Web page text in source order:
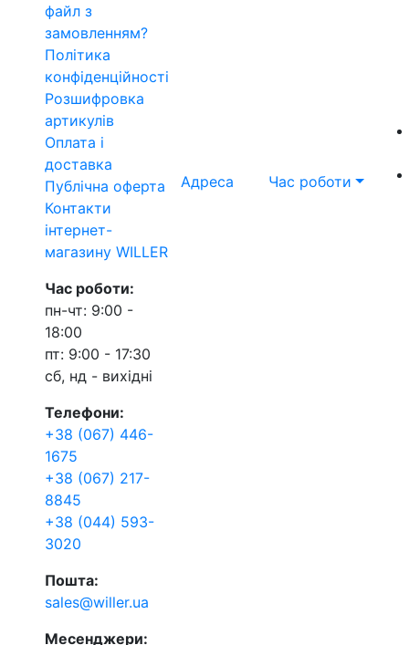
файл з
замовленням?
Політика
конфіденційності
Розшифровка
артикулів
Оплата і
доставка
Публічна оферта
Контакти
інтернет-
магазину WILLER
Час роботи:
пн-чт: 9:00 -
18:00
пт: 9:00 - 17:30
сб, нд - вихідні
Телефони:
+38 (067) 446-
1675
+38 (067) 217-
8845
+38 (044) 593-
3020
Пошта:
sales@willer.ua
Месенджери:
Адреса Час роботи